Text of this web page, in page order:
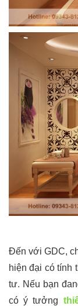
Đến với GDC,
hiện đại có tính
tư. Nếu bạn
có ý tưởng